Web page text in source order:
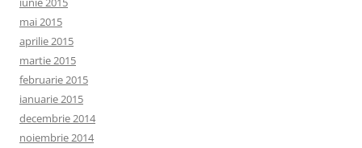
mai 2015
aprilie 2015
martie 2015
februarie 2015
ianuarie 2015
decembrie 2014
noiembrie 2014